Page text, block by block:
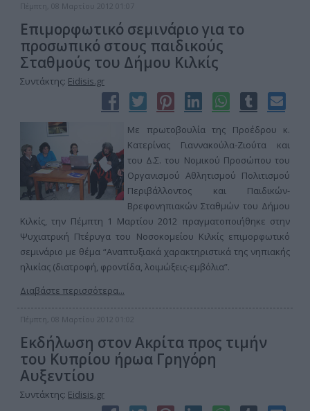
Πέμπτη, 08 Μαρτίου 2012 01:07
Επιμορφωτικό σεμινάριο για το
προσωπικό στους παιδικούς
Σταθμούς του Δήμου Κιλκίς
Συντάκτης: Eidisis.gr
Με πρωτοβουλία της Προέδρου κ.
Κατερίνας Γιαννακούλα-Ζιούτα και
του Δ.Σ. του Νομικού Προσώπου του
Οργανισμού Αθλητισμού Πολιτισμού
Περιβάλλοντος και Παιδικών-
Βρεφονηπιακών Σταθμών του Δήμου
Κιλκίς, την Πέμπτη 1 Μαρτίου 2012 πραγματοποιήθηκε στην
Ψυχιατρική Πτέρυγα του Νοσοκομείου Κιλκίς επιμορφωτικό
σεμινάριο με θέμα “Αναπτυξιακά χαρακτηριστικά της νηπιακής
ηλικίας (διατροφή, φροντίδα, λοιμώξεις-εμβόλια”.
Διαβάστε περισσότερα...
Πέμπτη, 08 Μαρτίου 2012 01:02
Εκδήλωση στον Ακρίτα προς τιμήν
του Κυπρίου ήρωα Γρηγόρη
Αυξεντίου
Συντάκτης: Eidisis.gr